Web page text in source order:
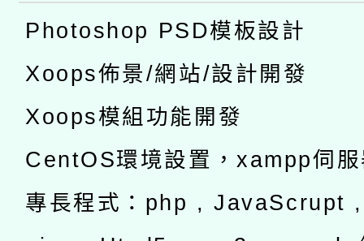
Photoshop PSD模板設計
Xoops佈景/網站/設計開發
Xoops模組功能開發
CentOS環境設置，xampp伺
專長程式：php , JavaScrupt